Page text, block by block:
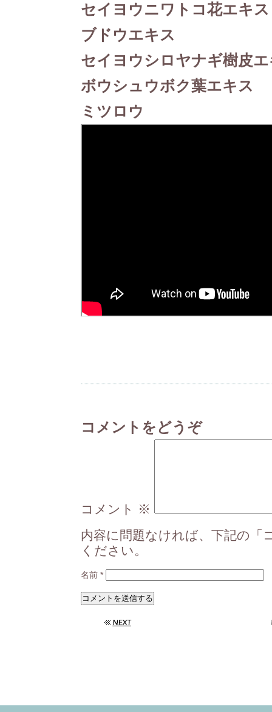
セイヨウニワトコ花エキス
ブドウエキス
セイヨウシロヤナギ樹皮
ボウシュウボク葉エキス
ミツロウ
コメントをどうぞ
コメント
※
内容に問題なければ、下記の「
ください。
名前 *